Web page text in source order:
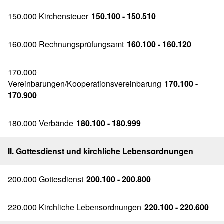
150.000 Kirchensteuer 150.100 - 150.510
160.000 Rechnungsprüfungsamt 160.100 - 160.120
170.000
Vereinbarungen/Kooperationsvereinbarung 170.100 -
170.900
180.000 Verbände 180.100 - 180.999
II. Gottesdienst und kirchliche Lebensordnungen
200.000 Gottesdienst 200.100 - 200.800
220.000 Kirchliche Lebensordnungen 220.100 - 220.600